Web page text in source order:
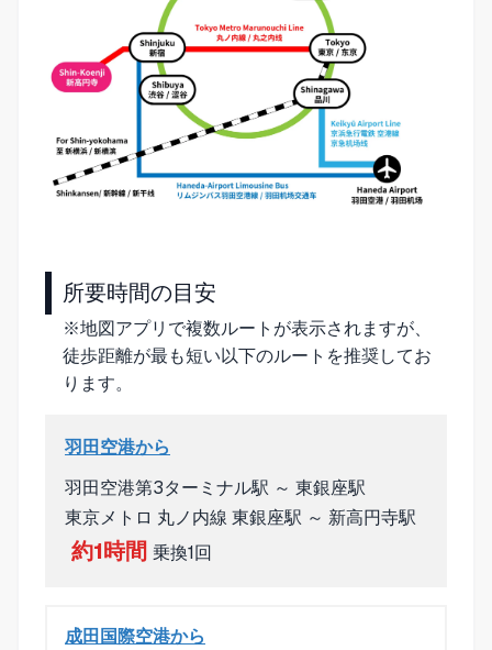
所要時間の目安
※地図アプリで複数ルートが表示されますが、
徒歩距離が最も短い以下のルートを推奨してお
ります。
羽田空港から
羽田空港第3ターミナル駅 ～ 東銀座駅
東京メトロ 丸ノ内線 東銀座駅 ～ 新高円寺駅
約1時間 乗換1回
成田国際空港から